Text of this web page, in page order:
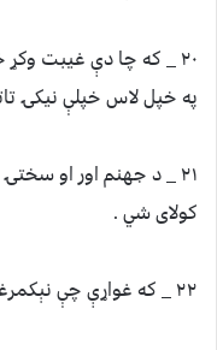
۲۰ _ که چا دې غیبت
په خپل لاس خپلې نیکۍ
۲۱ _ د جهنم اور او
کولای شي .
۲۲ _ که غواړې چې نېکمرغي تر لاسه کړې کتابونه مطالعه کوه .